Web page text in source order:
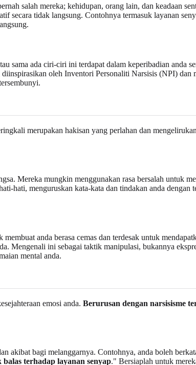
salah mereka; kehidupan, orang lain, dan keadaan
secara tidak langsung. Contohnya termasuk layanan
sama ada ciri-ciri ini terdapat dalam keperibadian anda
diinspirasikan oleh Inventori Personaliti Narsisis (NPI) dan
merupakan hakisan yang perlahan dan
Mereka mungkin menggunakan rasa bersalah untuk
hati, menguruskan kata-kata dan tindakan anda dengan
anda berasa cemas dan terdesak untuk
Mengenali ini sebagai taktik manipulasi, bukannya
mental anda.
emosi anda. Berurusan dengan narsisisme
akibat bagi melanggarnya. Contohnya, anda boleh
terhadap layanan senyap." Bersiaplah untuk